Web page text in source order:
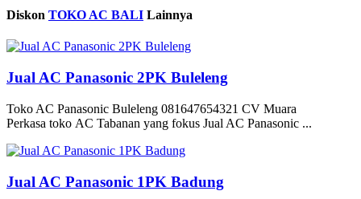
Diskon TOKO AC BALI Lainnya
Jual AC Panasonic 2PK Buleleng
Toko AC Panasonic Buleleng 081647654321 CV Muara
Perkasa toko AC Tabanan yang fokus Jual AC Panasonic ...
Jual AC Panasonic 1PK Badung